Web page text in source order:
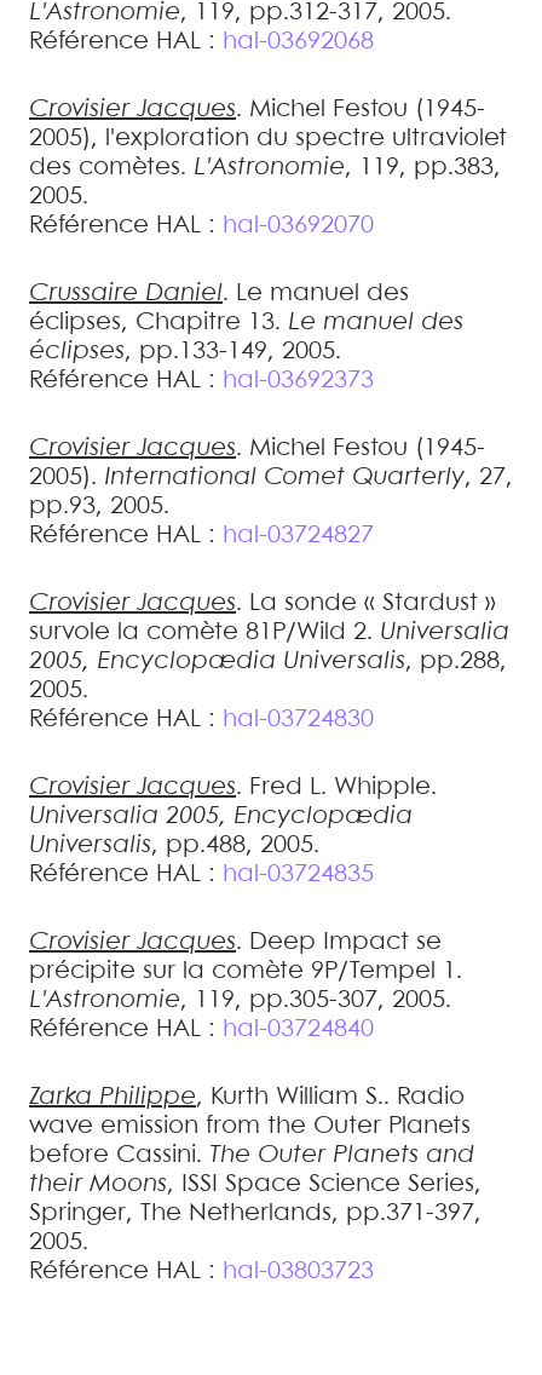
L'Astronomie, 119, pp.312-317, 2005.
Référence HAL : hal-03692068
Crovisier Jacques. Michel Festou (1945-
2005), l'exploration du spectre ultraviolet
des comètes. L'Astronomie, 119, pp.383,
2005.
Référence HAL : hal-03692070
Crussaire Daniel. Le manuel des
éclipses, Chapitre 13. Le manuel des
éclipses, pp.133-149, 2005.
Référence HAL : hal-03692373
Crovisier Jacques. Michel Festou (1945-
2005). International Comet Quarterly, 27,
pp.93, 2005.
Référence HAL : hal-03724827
Crovisier Jacques. La sonde « Stardust »
survole la comète 81P/Wild 2. Universalia
2005, Encyclopædia Universalis, pp.288,
2005.
Référence HAL : hal-03724830
Crovisier Jacques. Fred L. Whipple.
Universalia 2005, Encyclopædia
Universalis, pp.488, 2005.
Référence HAL : hal-03724835
Crovisier Jacques. Deep Impact se
précipite sur la comète 9P/Tempel 1 .
L'Astronomie, 119, pp.305-307, 2005.
Référence HAL : hal-03724840
Zarka Philippe, Kurth William S.. Radio
wave emission from the Outer Planets
before Cassini. The Outer Planets and
their Moons, ISSI Space Science Series,
Springer, The Netherlands, pp.371-397,
2005.
Référence HAL : hal-03803723